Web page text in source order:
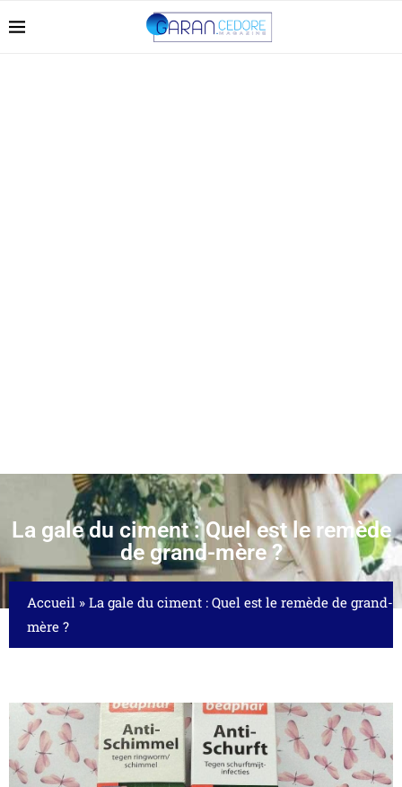
La gale du ciment : Quel est le remède
de grand-mère ?
Accueil » La gale du ciment : Quel est le remède de grand-
mère ?